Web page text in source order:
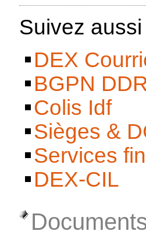
Suivez
DEX
BGPN
Colis Idf
Sièges &
Services
DEX-CIL